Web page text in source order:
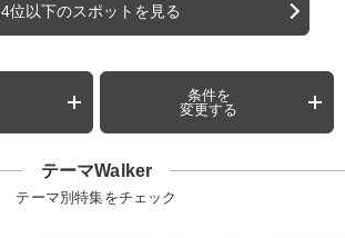
4位以下のスポットを見る
条件を
変更する
テーマWalker
テーマ別特集をチェック